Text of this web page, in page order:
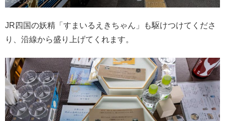
JR四国の妖精「すまいるえきちゃん」も駆けつけてくださ
り、沿線から盛り上げてくれます。